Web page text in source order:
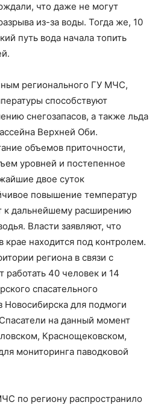
что даже не могут
из-за воды. Тогда же, 10
путь вода начала топить
регионального ГУ МЧС,
способствуют
снегозапасов, а также льда
Верхней Оби.
объемов приточности,
уровней и постепенное
двое суток
повышение температур
к дальнейшему расширению
Власти заявляют, что
крае находится под контролем.
региона в связи с
40 человек и 14
спасательного
для подмоги
на данный момент
Краснощековском,
мониторинга паводковой
по региону распространило